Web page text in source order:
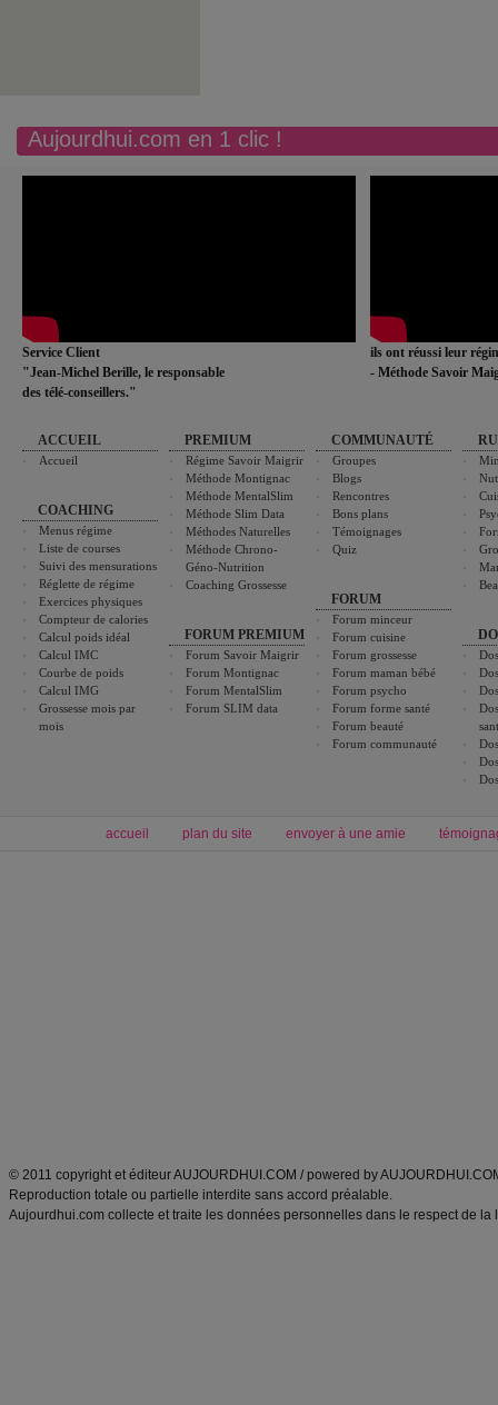
Aujourdhui.com en 1 clic !
Service Client
"Jean-Michel Berille, le responsable
des télé-conseillers."
ils ont réussi leur
- Méthode Savoir
ACCUEIL
Accueil
COACHING
Menus régime
Liste de courses
Suivi des mensurations
Réglette de régime
Exercices physiques
Compteur de calories
Calcul poids idéal
Calcul IMC
Courbe de poids
Calcul IMG
Grossesse mois par
mois
PREMIUM
Régime Savoir Maigrir
Méthode Montignac
Méthode MentalSlim
Méthode Slim Data
Méthodes Naturelles
Méthode Chrono-
Géno-Nutrition
Coaching Grossesse
FORUM PREMIUM
Forum Savoir Maigrir
Forum Montignac
Forum MentalSlim
Forum SLIM data
COMMUNAUTÉ
Groupes
Blogs
Rencontres
Bons plans
Témoignages
Quiz
FORUM
Forum minceur
Forum cuisine
Forum grossesse
Forum maman bébé
Forum psycho
Forum forme santé
Forum beauté
Forum communauté
accueil plan du site envoyer à une amie
© 2011 copyright et éditeur AUJOURDHUI.COM / powered by
Reproduction totale ou partielle interdite sans accord préalable.
Aujourdhui.com collecte et traite les données personnelles dans le respect de